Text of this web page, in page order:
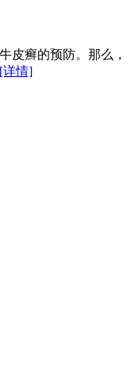
皮癣的预防。那么，
[详情]